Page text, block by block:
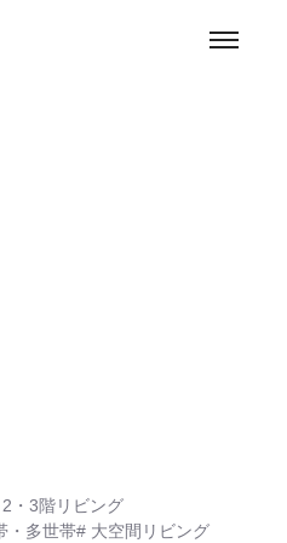
2・3階リビング
・多世帯 大空間リビング